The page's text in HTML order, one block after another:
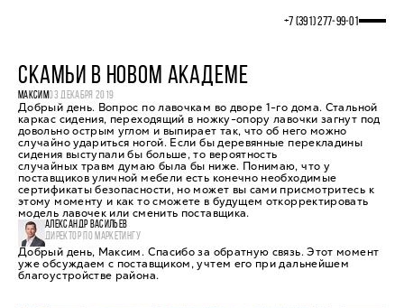
+7 (391) 277‒99‒01
СКАМЬИ В НОВОМ АКАДЕМЕ
МАКСИМ03 ДЕКАБРЯ 2019
Добрый день. Вопрос по лавочкам во дворе 1-го дома. Стальной
каркас сидения, переходящий в ножку-опору лавочки загнут под
довольно острым углом и выпирает так, что об него можно
случайно удариться ногой. Если бы деревянные перекладины
сидения выступали бы больше, то вероятность
случайных травм думаю была бы ниже. Понимаю, что у
поставщиков уличной мебели есть конечно необходимые
сертификаты безопасности, но может вы сами присмотритесь к
этому моменту и как то сможете в будущем откорректировать
модель лавочек или сменить поставщика.
АЛЕКСАНДР ВАСИЛЬЕВ
ДИРЕКТОР ПО МАРКЕТИНГУ
Добрый день, Максим. Спасибо за обратную связь. Этот момент
уже обсуждаем с поставщиком, учтем его при дальнейшем
благоустройстве района.